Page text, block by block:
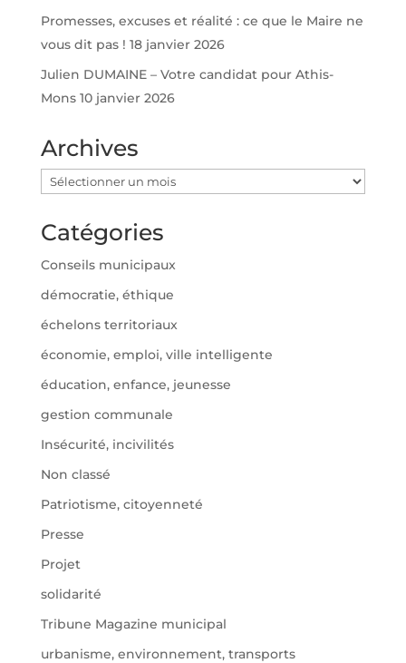
Promesses, excuses et réalité : ce que le Maire ne
vous dit pas ! 18 janvier 2026
Julien DUMAINE – Votre candidat pour Athis-
Mons 10 janvier 2026
Archives
Archives
Catégories
Conseils municipaux
démocratie, éthique
échelons territoriaux
économie, emploi, ville intelligente
éducation, enfance, jeunesse
gestion communale
Insécurité, incivilités
Non classé
Patriotisme, citoyenneté
Presse
Projet
solidarité
Tribune Magazine municipal
urbanisme, environnement, transports